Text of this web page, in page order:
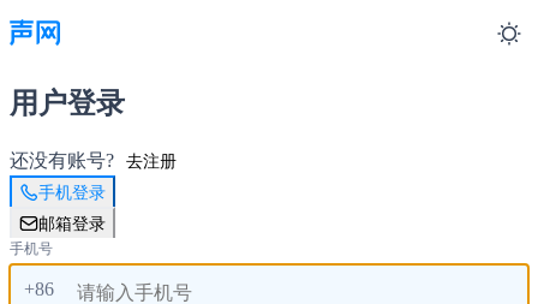
用户登录
还没有账号?
去注册
手机登录
邮箱登录
手机号
+86